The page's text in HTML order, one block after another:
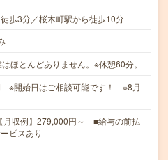
歩3分／桜木町駅から徒歩10分
ほとんどありません。※休憩60分。
※開始日はご相談可能です！ ※8月
収例】279,000円～ ■給与の前払
ビスあり